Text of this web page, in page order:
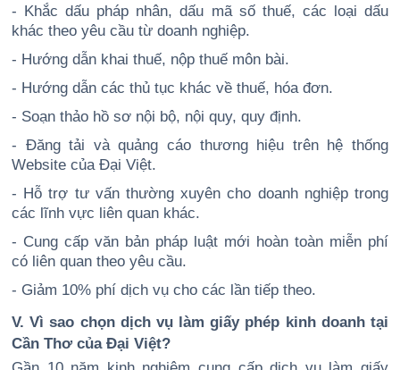
- Khắc dấu pháp nhân, dấu mã số thuế, các loại dấu
khác theo yêu cầu từ doanh nghiệp.
- Hướng dẫn khai thuế, nộp thuế môn bài.
- Hướng dẫn các thủ tục khác về thuế, hóa đơn.
- Soạn thảo hồ sơ nội bộ, nội quy, quy định.
- Đăng tải và quảng cáo thương hiệu trên hệ thống
Website của Đại Việt.
- Hỗ trợ tư vấn thường xuyên cho doanh nghiệp trong
các lĩnh vực liên quan khác.
- Cung cấp văn bản pháp luật mới hoàn toàn miễn phí
có liên quan theo yêu cầu.
- Giảm 10% phí dịch vụ cho các lần tiếp theo.
V. Vì sao chọn dịch vụ làm giấy phép kinh doanh tại
Cần Thơ của Đại Việt?